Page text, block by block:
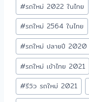
#รถใหม่ 2022 ในไทย
#รถใหม่ 2564 ในไทย
#รถใหม่ ปลายปี 2020
#รถใหม่ เข้าไทย 2021
#รีวิว รถใหม่ 2021